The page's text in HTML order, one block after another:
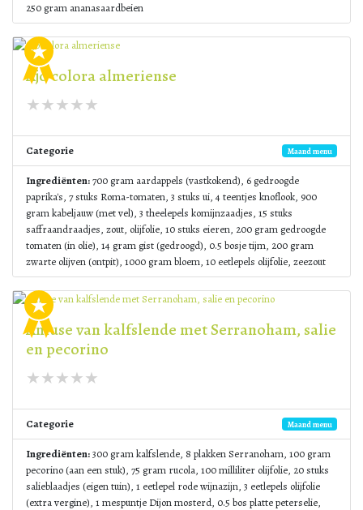
250 gram ananasaardbeien
Ajo colora almeriense
Categorie Maand menu
Ingrediënten:700 gram aardappels (vastkokend), 6 gedroogde
paprika's, 7 stuks Roma-tomaten, 3 stuks ui, 4 teentjes knoflook, 900
gram kabeljauw (met vel), 3 theelepels komijnzaadjes, 15 stuks
saffraandraadjes, zout, olijfolie, 10 stuks eieren, 200 gram gedroogde
tomaten (in olie), 14 gram gist (gedroogd), 0.5 bosje tijm, 200 gram
zwarte olijven (ontpit), 1000 gram bloem, 10 eetlepels olijfolie, zeezout
Amuse van kalfslende met Serranoham, salie
en pecorino
Categorie Maand menu
Ingrediënten:300 gram kalfslende, 8 plakken Serranoham, 100 gram
pecorino (aan een stuk), 75 gram rucola, 100 milliliter olijfolie, 20 stuks
salieblaadjes (eigen tuin), 1 eetlepel rode wijnazijn, 3 eetlepels olijfolie
(extra vergine), 1 mespuntje Dijon mosterd, 0.5 bos platte peterselie,